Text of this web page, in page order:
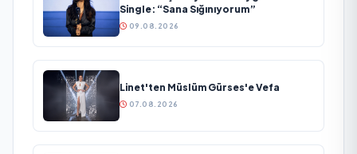
Single: “Sana Sığınıyorum”
09.08.2026
Linet'ten Müslüm Gürses'e Vefa
07.08.2026